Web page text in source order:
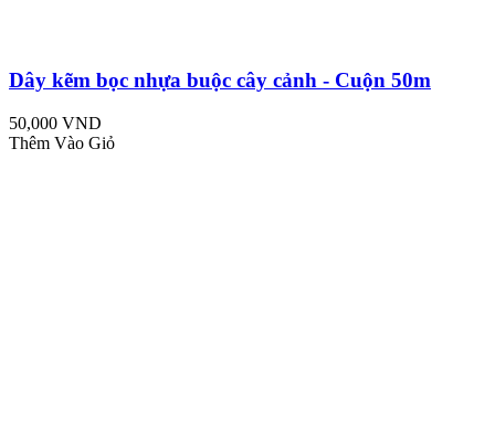
Dây kẽm bọc nhựa buộc cây cảnh - Cuộn 50m
50,000 VND
Thêm Vào Giỏ